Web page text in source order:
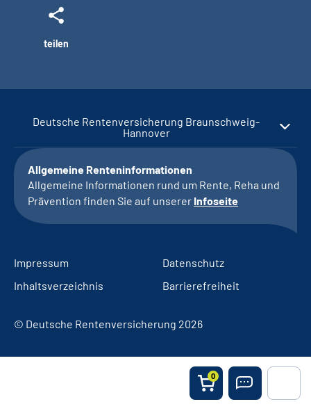
0
teilen
Deutsche Rentenversicherung Braunschweig-
Hannover
Allgemeine Renteninformationen
Allgemeine Informationen rund um Rente, Reha und
Prävention finden Sie auf unserer Infoseite
Impressum
Datenschutz
Inhaltsverzeichnis
Barrierefreiheit
© Deutsche Rentenversicherung 2026